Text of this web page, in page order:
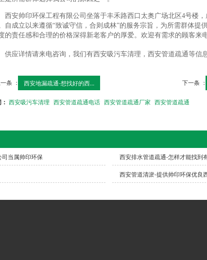
西安帅印环保工程有限公司坐落于丰禾路西口太奥广场北区4号楼
自成立以来遵循“致诚守信，合则成林”的服务宗旨，为所需群体提
的责任感和合理的价格深得新老客户的厚爱。欢迎有需求的顾客来电
供应详情请来电咨询，我们有西安吸污车清理，西安管道疏通等信
一条 ： 西安地漏疏通-想找好的西... 下一条 ：
西安吸污车清理 西安管道疏通电话 西安管道疏通厂家 西安管道疏通
当属帅印环保 西安排水管道疏通-怎样才能找到
西安管道清淤-提供帅印环保优良